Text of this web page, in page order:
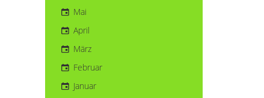
Mai
April
März
Februar
Januar